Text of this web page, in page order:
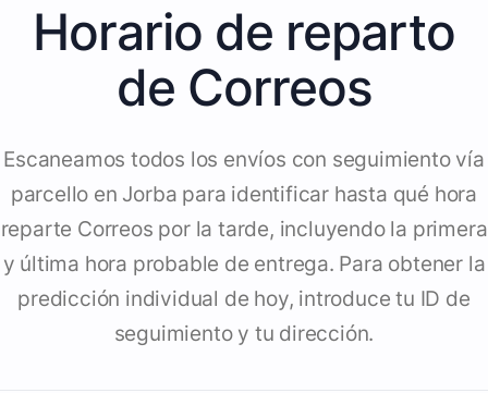
Horario de reparto
de Correos
Escaneamos todos los envíos con seguimiento vía
parcello en Jorba para identificar hasta qué hora
reparte Correos por la tarde, incluyendo la primera
y última hora probable de entrega. Para obtener la
predicción individual de hoy, introduce tu ID de
seguimiento y tu dirección.